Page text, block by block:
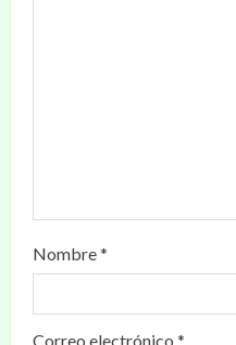
Nombre*
Correo electrónico *